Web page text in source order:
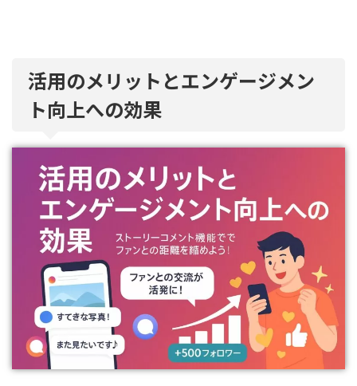
活用のメリットとエンゲージメン
ト向上への効果